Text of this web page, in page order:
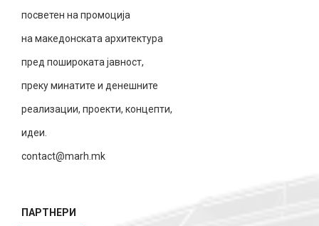
посветен на промоција
на македонската архитектура
пред пошироката јавност,
преку минатите и денешните
реализации, проекти, концепти,
идеи.
contact@marh.mk
ПАРТНЕРИ